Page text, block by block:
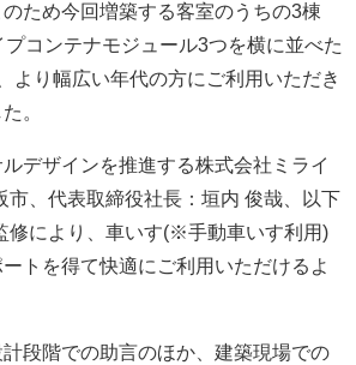
ため今回増築する客室のうちの3棟
コンテナモジュール3つを横に並べた
より幅広い年代の方にご利用いただき
。
デザインを推進する株式会社ミライ
市、代表取締役社長：垣内 俊哉、以下
修により、車いす(※手動車いす利用)
トを得て快適にご利用いただけるよ
段階での助言のほか、建築現場での